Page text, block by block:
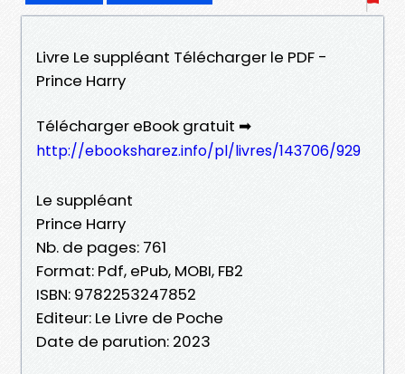
Livre Le suppléant Télécharger le PDF -
Prince Harry
Télécharger eBook gratuit ➡
http://ebooksharez.info/pl/livres/143706/929
Le suppléant
Prince Harry
Nb. de pages: 761
Format: Pdf, ePub, MOBI, FB2
ISBN: 9782253247852
Editeur: Le Livre de Poche
Date de parution: 2023